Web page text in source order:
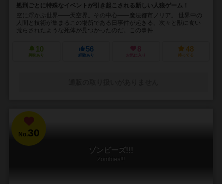
処刑ごとに特殊なイベントが引き起こされる新しい人狼ゲーム！
空に浮かぶ世界――天空界。その中心――魔法都市ノリア。 世界中の
人間と技術が集まるこの場所である日事件が起きる。次々と獣に食い
荒らされたような死体が見つかったのだ。この事件...
10
興味あり
56
経験あり
8
お気に入り
48
持ってる
No.30
ゾンビーズ!!!
Zombies!!!